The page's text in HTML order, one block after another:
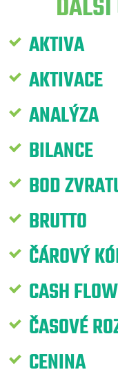
AKTIVA
AKTIVACE
ANALÝZA
BILANCE
BOD
BRUTTO
ČÁROVÝ
CASH FLOW
ČASOVÉ
CENINA